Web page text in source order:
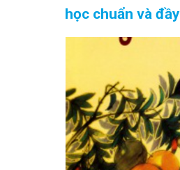
học chuẩn và
Cập Nhật 08/